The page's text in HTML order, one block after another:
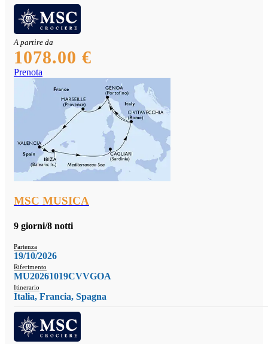
A partire da
1078.00 €
Prenota
MSC MUSICA
9 giorni/8 notti
Partenza
19/10/2026
Riferimento
MU20261019CVVGOA
Itinerario
Italia, Francia, Spagna